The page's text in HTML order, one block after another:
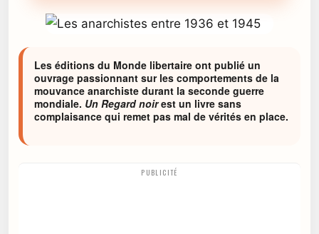
Les éditions du Monde libertaire ont publié un
ouvrage passionnant sur les comportements de la
mouvance anarchiste durant la seconde guerre
mondiale. Un Regard noirest un livre sans
complaisance qui remet pas mal de vérités en place.
PUBLICITÉ